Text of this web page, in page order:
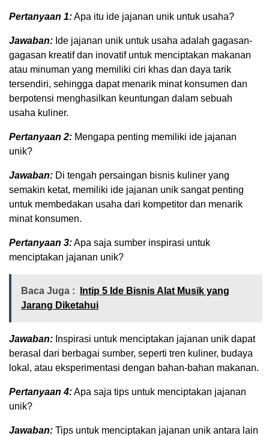
Pertanyaan 1:Apa itu ide jajanan unik untuk usaha?
Jawaban: Ide jajanan unik untuk usaha adalah gagasan-
gagasan kreatif dan inovatif untuk menciptakan makanan
atau minuman yang memiliki ciri khas dan daya tarik
tersendiri, sehingga dapat menarik minat konsumen dan
berpotensi menghasilkan keuntungan dalam sebuah
usaha kuliner.
Pertanyaan 2: Mengapa penting memiliki ide jajanan
unik?
Jawaban: Di tengah persaingan bisnis kuliner yang
semakin ketat, memiliki ide jajanan unik sangat penting
untuk membedakan usaha dari kompetitor dan menarik
minat konsumen.
Pertanyaan 3:Apa saja sumber inspirasi untuk
menciptakan jajanan unik?
Baca Juga :
Intip 5 Ide Bisnis Alat Musik yang
Jarang Diketahui
Jawaban: Inspirasi untuk menciptakan jajanan unik dapat
berasal dari berbagai sumber, seperti tren kuliner, budaya
lokal, atau eksperimentasi dengan bahan-bahan makanan.
Pertanyaan 4:Apa saja tips untuk menciptakan jajanan
unik?
Jawaban: Tips untuk menciptakan jajanan unik antara lain